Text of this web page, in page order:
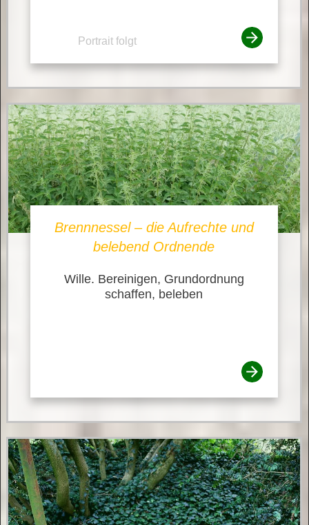
Portrait folgt
Brennnessel – die Aufrechte und
belebend Ordnende
Wille. Bereinigen, Grundordnung
schaffen, beleben